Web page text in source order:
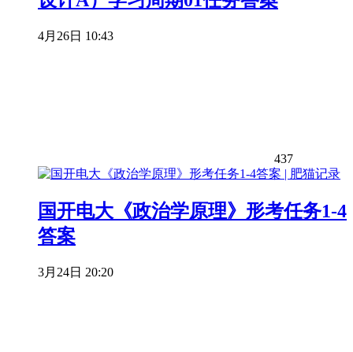
4月26日 10:43
437
国开电大《政治学原理》形考任务1-4
答案
3月24日 20:20